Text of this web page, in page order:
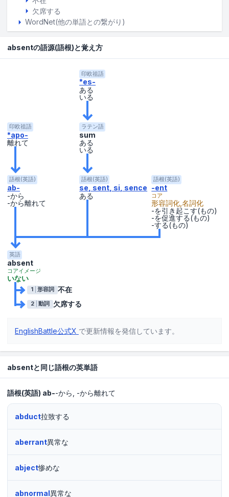
欠席する
WordNet(他の単語との繋がり)
absentの語源(語根)と覚え方
印欧祖語
*es-
ある
いる
印欧祖語
*apo-
離れて
ラテン語
sum
ある
いる
語根(英語)
ab-
-から
-から離れて
語根(英語)
se, sent, si, sence
ある
語根(英語)
-ent
コア
形容詞化,名詞化
-を引き起こす(もの)
-を促進する(もの)
-する(もの)
英語
absent
コアイメージ
いない
1 形容詞 不在
2 動詞 欠席する
EnglishBattle公式X で更新情報を発信しています。
absentと同じ語根の英単語
語根(英語) ab--から -から離れて
abduct拉致する
aberrant異常な
abject惨めな
abnormal異常な